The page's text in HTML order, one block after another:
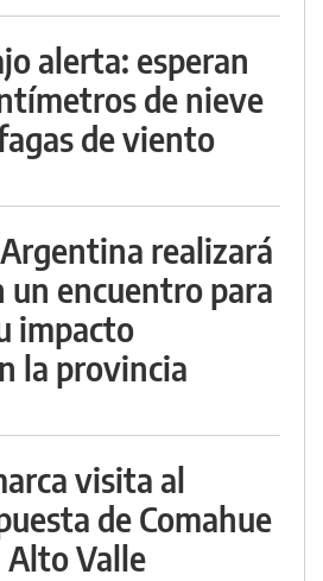
alerta: esperan
de nieve
de viento
realizará
un encuentro para
impacto
la provincia
visita al
de Comahue
Alto Valle